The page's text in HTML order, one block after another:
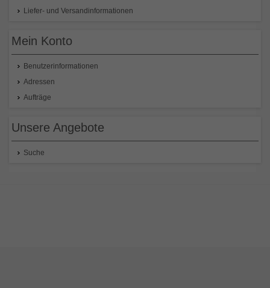
Liefer- und Versandinformationen
Mein Konto
Benutzerinformationen
Adressen
Aufträge
Unsere Angebote
Suche